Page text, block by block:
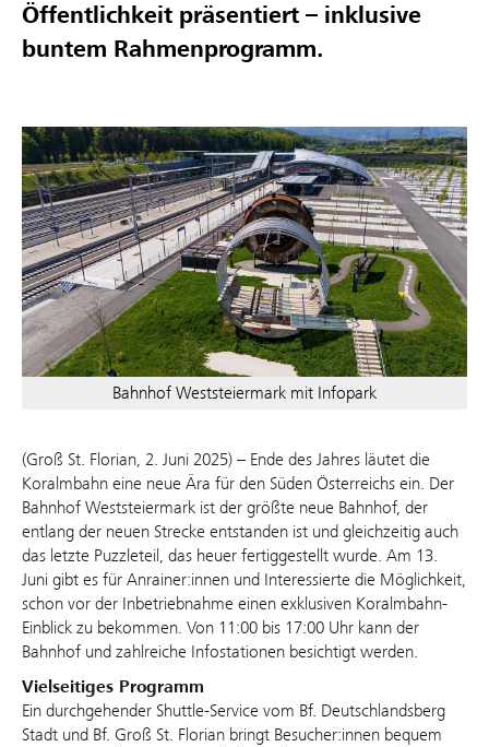
Öffentlichkeit präsentiert – inklusive
buntem Rahmenprogramm.
Bahnhof Weststeiermark mit Infopark
(Groß St. Florian, 2. Juni 2025) – Ende des Jahres läutet die
Koralmbahn eine neue Ära für den Süden Österreichs ein. Der
Bahnhof Weststeiermark ist der größte neue Bahnhof, der
entlang der neuen Strecke entstanden ist und gleichzeitig auch
das letzte Puzzleteil, das heuer fertiggestellt wurde. Am 13.
Juni gibt es für Anrainer:innen und Interessierte die Möglichkeit,
schon vor der Inbetriebnahme einen exklusiven Koralmbahn-
Einblick zu bekommen. Von 11:00 bis 17:00 Uhr kann der
Bahnhof und zahlreiche Infostationen besichtigt werden.
Vielseitiges Programm
Ein durchgehender Shuttle-Service vom Bf. Deutschlandsberg
Stadt und Bf. Groß St. Florian bringt Besucher:innen bequem